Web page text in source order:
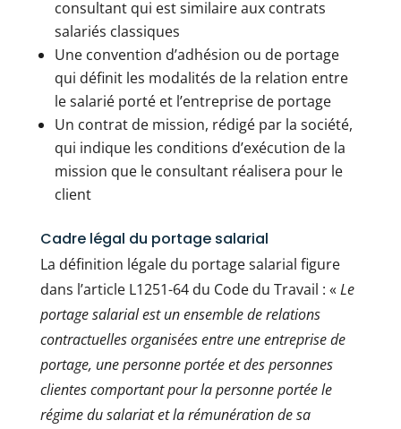
consultant qui est similaire aux contrats
salariés classiques
Une convention d’adhésion ou de portage
qui définit les modalités de la relation entre
le salarié porté et l’entreprise de portage
Un contrat de mission, rédigé par la société,
qui indique les conditions d’exécution de la
mission que le consultant réalisera pour le
client
Cadre légal du portage salarial
La définition légale du portage salarial figure
dans l’article L1251-64 du Code du Travail : «Le
portage salarial est un ensemble de relations
contractuelles organisées entre une entreprise de
portage, une personne portée et des personnes
clientes comportant pour la personne portée le
régime du salariat et la rémunération de sa